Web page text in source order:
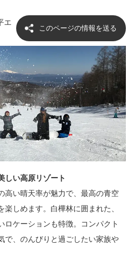
エ
このページの情報を送る
しい高原リゾート
高い晴天率が魅力で、最高の青空
楽しめます。白樺林に囲まれた、
ロケーションも特徴。コンパクト
で、のんびりと過ごしたい家族や